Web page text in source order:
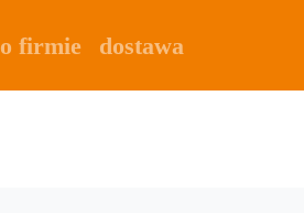
o firmie dostawa